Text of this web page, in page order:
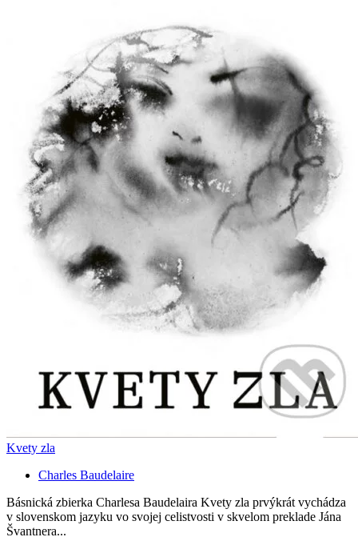
Kvety zla
Charles Baudelaire
Básnická zbierka Charlesa Baudelaira Kvety zla prvýkrát vychádza
v slovenskom jazyku vo svojej celistvosti v skvelom preklade Jána
Švantnera...